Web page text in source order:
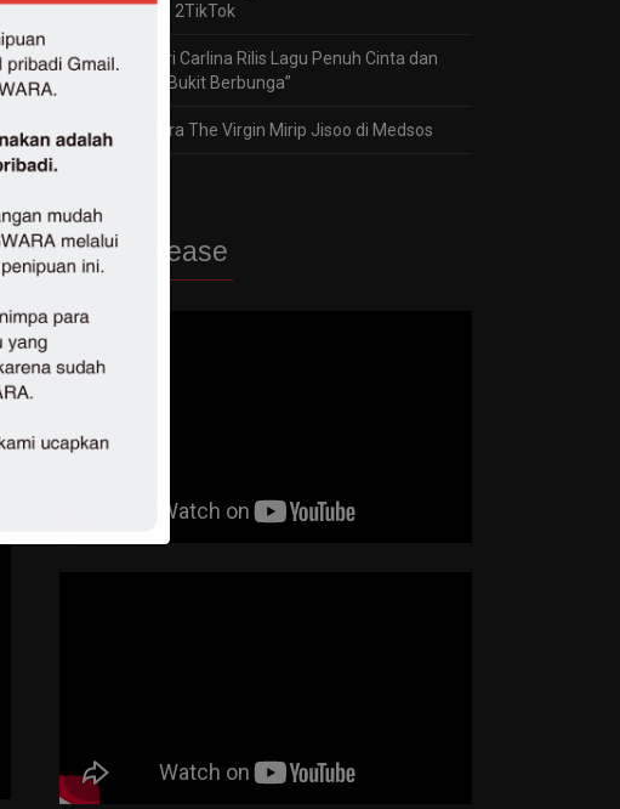
bagi Gladys 2TikTok
Panji
Fitri Carlina Rilis Lagu Penuh Cinta dan
Romantis “Bukit Berbunga”
Jaka Dara The Virgin Mirip Jisoo di Medsos
New Release